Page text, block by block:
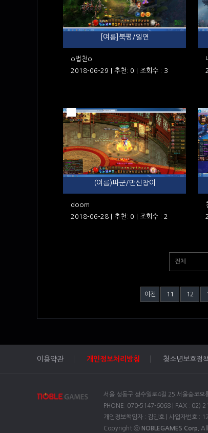
[여름]북평/일연
o법천o
2018-06-29 | 추천: 0 | 조회수 : 3
(여름)파군/만신창이
doom
2018-06-28 | 추천: 0 | 조회수 : 2
전체
이전 11 12
이용약관 개인정보처리방침 청소년보호정책
서울 성동구 성수일로4길 25 서울숲코
PHONE: 070-5147-6068 | FAX : 02)
개인정보책임자 : 김민호 | 사업자번호 :
Copyright ⓒ NOBLEGAMES Corp.